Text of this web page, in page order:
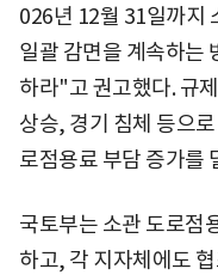
026년 12월 31일까지
일괄 감면을 계속하는
하라"고 권고했다. 규
상승, 경기 침체 등으
로점용료 부담 증가를
국토부는 소관 도로점
하고, 각 지자체에도